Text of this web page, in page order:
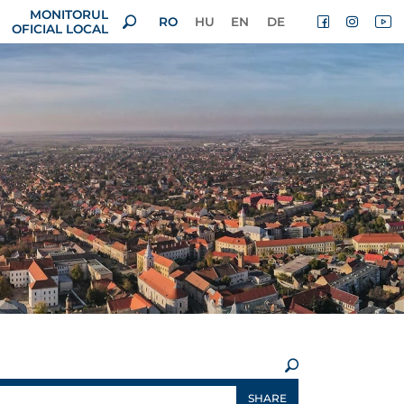
MONITORUL
OFICIAL LOCAL
RO HU EN DE
SHARE